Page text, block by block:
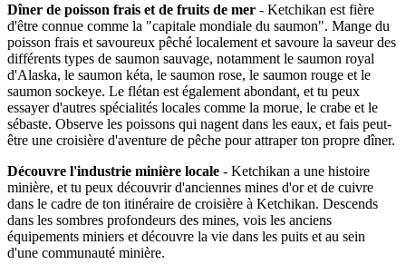
Dîner de poisson frais et de fruits de mer - Ketchikan est fière
d'être connue comme la "capitale mondiale du saumon". Mange du
poisson frais et savoureux pêché localement et savoure la saveur des
différents types de saumon sauvage, notamment le saumon royal
d'Alaska, le saumon kéta, le saumon rose, le saumon rouge et le
saumon sockeye. Le flétan est également abondant, et tu peux
essayer d'autres spécialités locales comme la morue, le crabe et le
sébaste. Observe les poissons qui nagent dans les eaux, et fais peut-
être une croisière d'aventure de pêche pour attraper ton propre dîner.
Découvre l'industrie minière locale - Ketchikan a une histoire
minière, et tu peux découvrir d'anciennes mines d'or et de cuivre
dans le cadre de ton itinéraire de croisière à Ketchikan. Descends
dans les sombres profondeurs des mines, vois les anciens
équipements miniers et découvre la vie dans les puits et au sein
d'une communauté minière.